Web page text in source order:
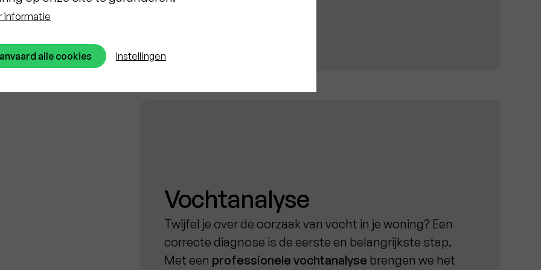
Vochtanalyse
Twijfel je over de oorzaak van vocht in je woning? Een
correcte diagnose is de eerste en belangrijkste stap.
Met een professionele vochtanalyse brengen we het
informatie
alle cookies Instellingen